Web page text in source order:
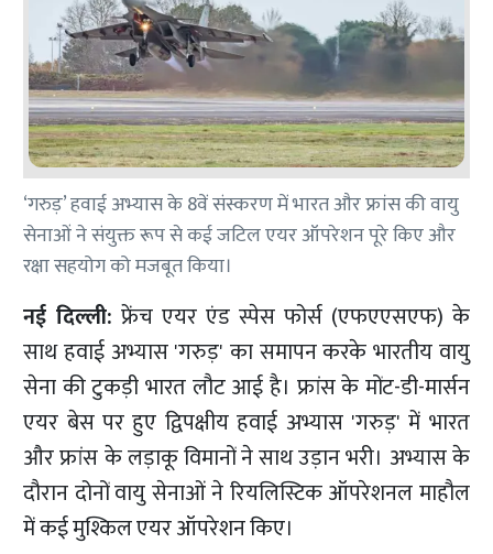
‘गरुड़’ हवाई अभ्यास के 8वें संस्करण में भारत और फ्रांस की वायु
सेनाओं ने संयुक्त रूप से कई जटिल एयर ऑपरेशन पूरे किए और
रक्षा सहयोग को मजबूत किया।
नई दिल्ली: फ्रेंच एयर एंड स्पेस फोर्स (एफएएसएफ) के
साथ हवाई अभ्यास 'गरुड़' का समापन करके भारतीय वायु
सेना की टुकड़ी भारत लौट आई है। फ्रांस के मोंट-डी-मार्सन
एयर बेस पर हुए द्विपक्षीय हवाई अभ्यास 'गरुड़' में भारत
और फ्रांस के लड़ाकू विमानों ने साथ उड़ान भरी। अभ्यास के
दौरान दोनों वायु सेनाओं ने रियलिस्टिक ऑपरेशनल माहौल
में कई मुश्किल एयर ऑपरेशन किए।